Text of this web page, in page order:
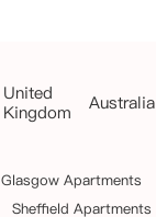
United
Kingdom
Australia
Glasgow Apartments
Sheffield Apartments